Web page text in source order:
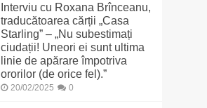
Interviu cu Roxana Brînceanu,
traducătoarea cărții „Casa
Starling” – „Nu subestimați
ciudații! Uneori ei sunt ultima
linie de apărare împotriva
ororilor (de orice fel).”
20/02/2025 0